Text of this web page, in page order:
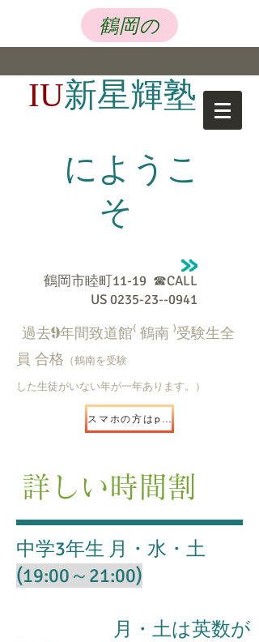
鶴岡の
IU新星輝塾
にようこ
そ
鶴岡市睦町11-19 ☎CALL
US0235-23--0941
過去9年間致道館⁽ 鶴南 ⁾受験生全
員 合格 （鶴南を受験
した生徒がいない年が一年あります。）
詳しい時間割
中学3年生 月・水・土
(19:00～21:00)
月・土は英数が